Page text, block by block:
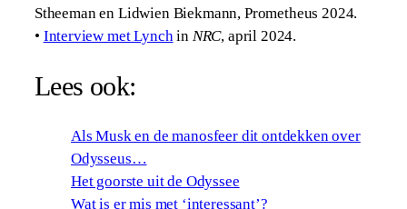
Stheeman en Lidwien Biekmann, Prometheus 2024.
• Interview met Lynchin NRC, april 2024.
Lees ook:
Als Musk en de manosfeer dit ontdekken over
Odysseus…
Het goorste uit de Odyssee
Wat is er mis met ‘interessant’?